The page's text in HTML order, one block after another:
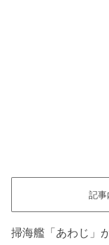
記事
掃海艦「あわじ」